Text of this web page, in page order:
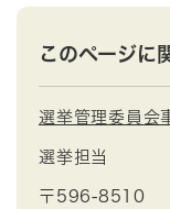
このページに
選挙管理委員会
選挙担当
〒596-8510